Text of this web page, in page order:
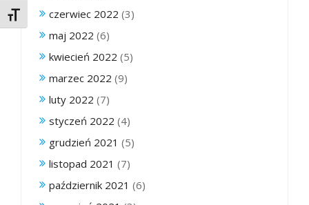
Toggle Font size
czerwiec 2022 (3)
maj 2022 (6)
kwiecień 2022 (5)
marzec 2022 (9)
luty 2022 (7)
styczeń 2022 (4)
grudzień 2021 (5)
listopad 2021 (7)
październik 2021 (6)